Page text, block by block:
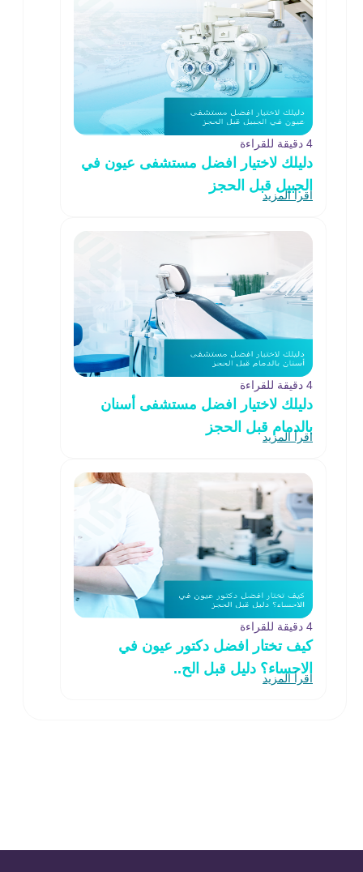
4 دقيقة للقراءة
دليلك لاختيار افضل مستشفى عيون في
الجبيل قبل الحجز
اقرأ المزيد
4 دقيقة للقراءة
دليلك لاختيار افضل مستشفى أسنان
بالدمام قبل الحجز
اقرأ المزيد
4 دقيقة للقراءة
كيف تختار افضل دكتور عيون في
الاحساء؟ دليل قبل الح..
اقرأ المزيد